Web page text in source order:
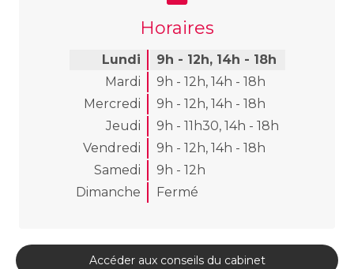
Horaires
Lundi 9h - 12h, 14h - 18h
Mardi
9h - 12h, 14h - 18h
Mercredi
9h - 12h, 14h - 18h
Jeudi
9h - 11h30, 14h - 18h
Vendredi
9h - 12h, 14h - 18h
Samedi
9h - 12h
Dimanche
Fermé
Accéder aux conseils du cabinet